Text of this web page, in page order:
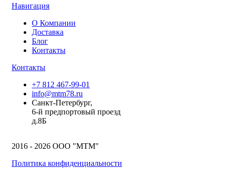
Навигация
О Компании
Доставка
Блог
Контакты
Контакты
+7 812 467-99-01
info@mtm78.ru
Санкт-Петербург,
6-й предпортовый проезд
д.8Б
2016 - 2026 ООО "МТМ"
Политика конфиденциальности